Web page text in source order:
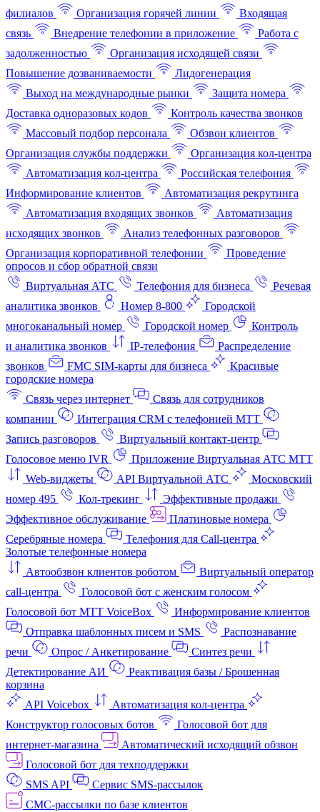
филиалов
Организация горячей линии
Входящая
связь
Внедрение телефонии в приложение
Работа с
задолженностью
Организация исходящей связи
Повышение дозваниваемости
Лидогенерация
Выход на международные рынки
Защита номера
Доставка одноразовых кодов
Контроль качества звонков
Массовый подбор персонала
Обзвон клиентов
Организация службы поддержки
Организация кол-центра
Автоматизация кол-центра
Российская телефония
Информирование клиентов
Автоматизация рекрутинга
Автоматизация входящих звонков
Автоматизация
исходящих звонков
Анализ телефонных разговоров
Организация корпоративной телефонии
Проведение
опросов и сбор обратной связи
Виртуальная АТС
Телефония для бизнеса
Речевая
аналитика звонков
Номер 8-800
Городской
многоканальный номер
Городской номер
Контроль
и аналитика звонков
IP-телефония
Распределение
звонков
FMC SIM-карты для бизнеса
Красивые
городские номера
Связь через интернет
Связь для сотрудников
компании
Интеграция CRM с телефонией МТТ
Запись разговоров
Виртуальный контакт‑центр
Голосовое меню IVR
Приложение Виртуальная АТС МТТ
Web-виджеты
API Виртуальной АТС
Московский
номер 495
Кол-трекинг
Эффективные продажи
Эффективное обслуживание
Платиновые номера
Серебряные номера
Телефония для Call-центра
Золотые телефонные номера
Автообзвон клиентов роботом
Виртуальный оператор
call-центра
Голосовой бот с женским голосом
Голосовой бот МТТ VoiceBox
Информирование клиентов
Отправка шаблонных писем и SMS
Распознавание
речи
Опрос / Анкетирование
Синтез речи
Детектирование АИ
Реактивация базы / Брошенная
корзина
API Voicebox
Автоматизация кол‑центра
Конструктор голосовых ботов
Голосовой бот для
интернет‑магазина
Автоматический исходящий обзвон
Голосовой бот для техподдержки
SMS API
Сервис SMS-рассылок
СМС-рассылки по базе клиентов